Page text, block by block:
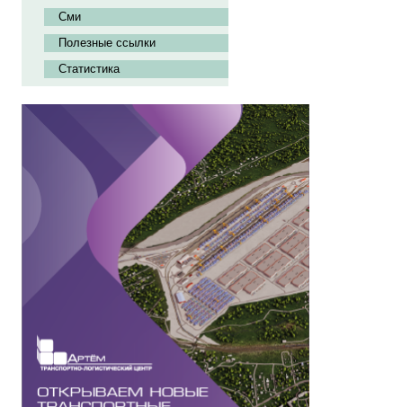
Сми
Полезные ссылки
Статистика